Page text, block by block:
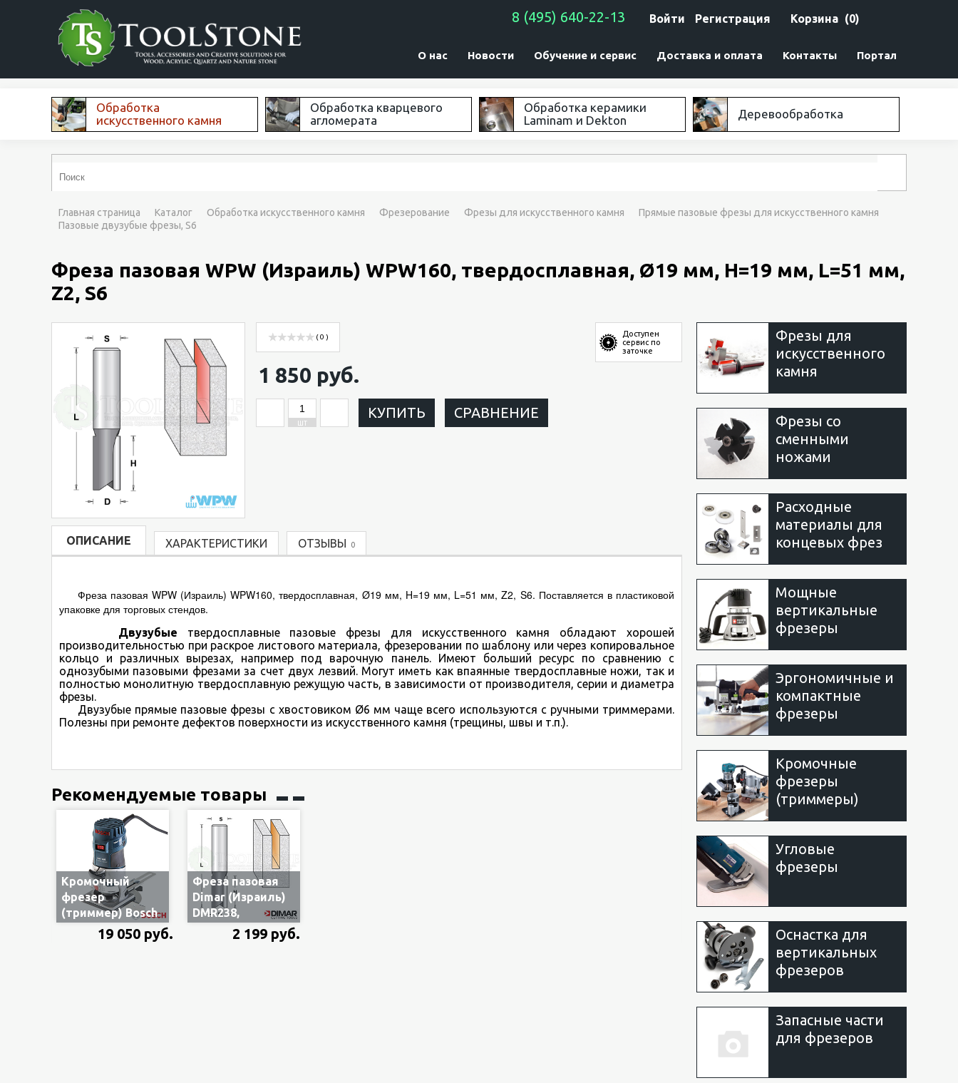
Войти Регистрация Корзина (0)
8 (495) 640-22-13
Портал
Контакты
Доставка и оплата
Обучение и сервис
Новости
О нас
Обработка
искусственного камня
Обработка кварцевого
агломерата
Обработка керамики
Laminam и Dekton
Деревообработка
Главная страница Каталог Обработка искусственного камня Фрезерование Фрезы для искусственного камня
Прямые пазовые фрезы для искусственного камня
Пазовые двузубые фрезы, S6
Фреза пазовая WPW (Израиль) WPW160, твердосплавная, Ø19 мм, H=19 мм, L=51 мм,
Z2, S6
( 0 )
1 850 руб.
ШТ
КУПИТЬ СРАВНЕНИЕ
Доступен
сервис по
заточке
ОПИСАНИЕ ХАРАКТЕРИСТИКИ ОТЗЫВЫ 0
Фреза пазовая WPW (Израиль) WPW160, твердосплавная, Ø19 мм, H=19 мм, L=51 мм, Z2, S6. Поставляется в пластиковой
упаковке для торговых стендов.
Двузубые твердосплавные пазовые фрезы для искусственного камня обладают хорошей
производительностью при раскрое листового материала, фрезеровании по шаблону или через копировальное
кольцо и различных вырезах, например под варочную панель. Имеют больший ресурс по сравнению с
однозубыми пазовыми фрезами за счет двух лезвий. Могут иметь как впаянные твердосплавные ножи, так и
полностью монолитную твердосплавную режущую часть, в зависимости от производителя, серии и диаметра
фрезы.
Двузубые прямые пазовые фрезы с хвостовиком Ø6 мм чаще всего используются с ручными триммерами.
Полезны при ремонте дефектов поверхности из искусственного камня (трещины, швы и т.п.).
Рекомендуемые товары
Кромочный
фрезер
(триммер) Bosch
GKF 600
060160A100, 600
19 050 руб.
Фреза пазовая
Dimar (Израиль)
DMR238,
твердосплавная,
Ø19 мм, H=19 мм,
2 199 руб.
Фрезы для
искусственного
камня
Фрезы со
сменными
ножами
Расходные
материалы для
концевых фрез
Мощные
вертикальные
фрезеры
Эргономичные и
компактные
фрезеры
Кромочные
фрезеры
(триммеры)
Угловые
фрезеры
Оснастка для
вертикальных
фрезеров
Запасные части
для фрезеров